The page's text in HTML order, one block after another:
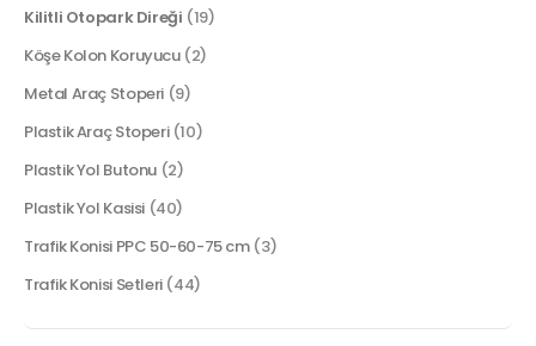
Kilitli Otopark Direği (19)
Köşe Kolon Koruyucu (2)
Metal Araç Stoperi (9)
Plastik Araç Stoperi (10)
Plastik Yol Butonu (2)
Plastik Yol Kasisi (40)
Trafik Konisi PPC 50-60-75 cm (3)
Trafik Konisi Setleri (44)